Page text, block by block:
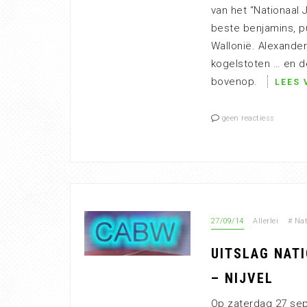
van het
beste benjamins,
Wallonië.
kogelstoten … en
bovenop.
LEES
geen reactiess
27/09/14 Allerlei #
UITSLAG
– NIJVEL
Op zaterdag 27